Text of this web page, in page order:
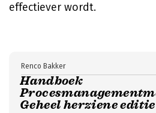
effectiever wordt.
Handboek
Geheel herziene editie
Renco Bakker